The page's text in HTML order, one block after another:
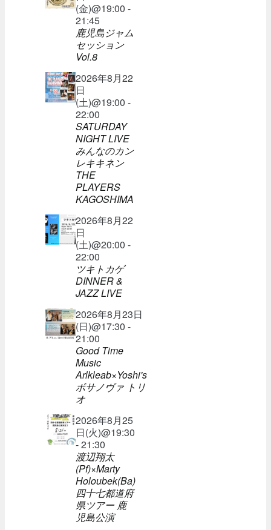
(金)@19:00 -
21:45
鹿児島ジャム
セッション
Vol.8
2026年8月22
日
(土)@19:00 -
22:00
SATURDAY
NIGHT LIVE
みんなのカン
レキキネン
THE
PLAYERS
KAGOSHIMA
2026年8月22
日
(土)@20:00 -
22:00
ツキトカゲ
DINNER &
JAZZ LIVE
2026年8月23日
(日)@17:30 -
21:00
Good Time
Music
Arlkleab×Yoshi's
ボサノヴァ トリ
オ
2026年8月25
日(火)@19:30
- 21:30
渡辺翔太
(Pf)×Marty
Holoubek(Ba)
四十七都道府
県ツアー 鹿
児島公演